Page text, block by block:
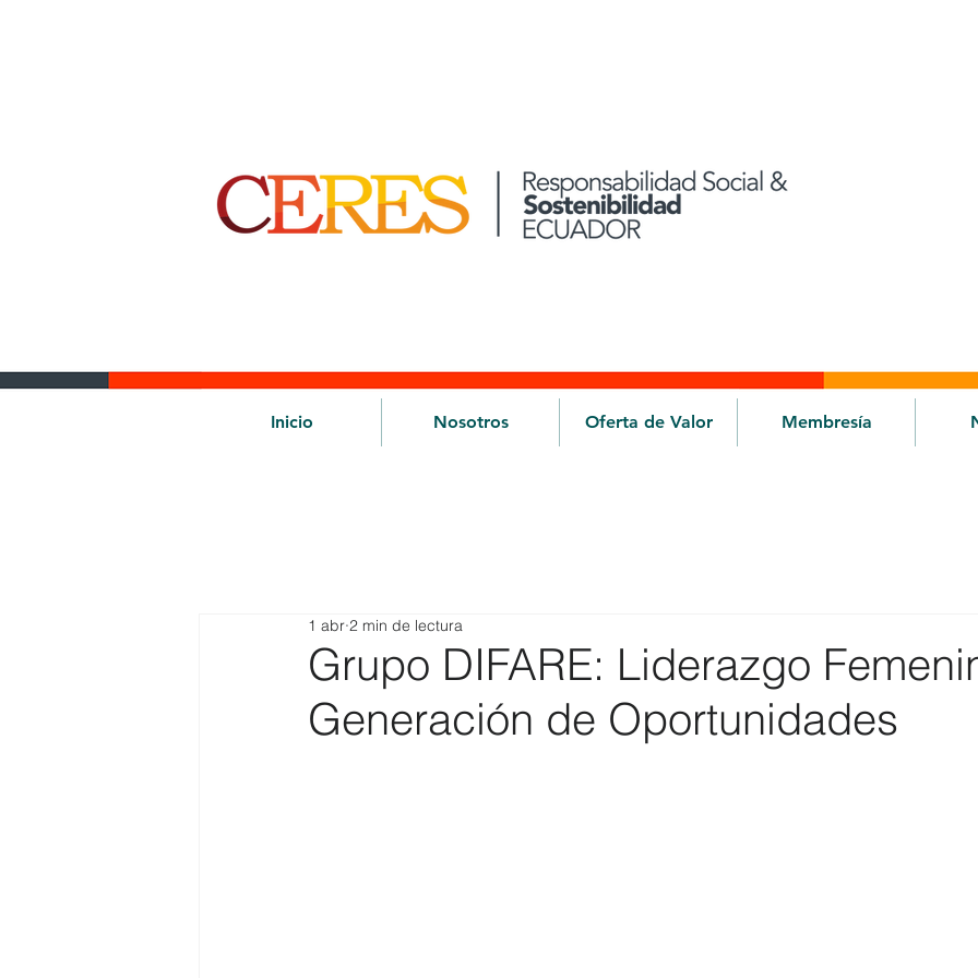
Inicio Nosotros Oferta de Valor Membresía
Grupo DIFARE: Liderazgo
Generación de Oportunidades
1 abr 2 min de lectura